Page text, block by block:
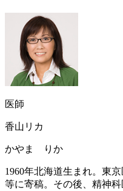
医師
香山リカ
かやま りか
1960年北海道生まれ。東
等に寄稿。その後、精神